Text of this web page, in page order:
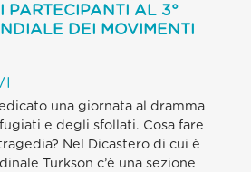
PARTECIPANTI AL 3°
DEI MOVIMENTI
una giornata al dramma
e degli sfollati. Cosa fare
Nel Dicastero di cui è
Turkson c’è una sezione